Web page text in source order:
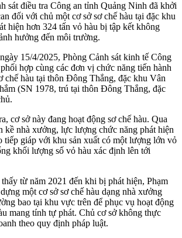
sát điều tra Công an tỉnh Quảng Ninh đã khởi
đối với chủ một cơ sở sơ chế hàu tại đặc khu
hiện hơn 324 tấn vỏ hàu bị tập kết không
hưởng đến môi trường.
15/4/2025, Phòng Cảnh sát kinh tế Công
hợp cùng các đơn vị chức năng tiến hành
chế hàu tại thôn Đông Thắng, đặc khu Vân
(SN 1978, trú tại thôn Đông Thắng, đặc
cơ sở này đang hoạt động sơ chế hàu. Qua
kề nhà xưởng, lực lượng chức năng phát hiện
tiếp giáp với khu sản xuất có một lượng lớn vỏ
khối lượng số vỏ hàu xác định lên tới
từ năm 2021 đến khi bị phát hiện, Phạm
một cơ sở sơ chế hàu dạng nhà xưởng
bao tại khu vực trên để phục vụ hoạt động
mang tính tự phát. Chủ cơ sở không thực
theo quy định pháp luật.